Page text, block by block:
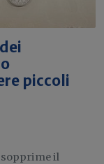
piccoli
sopprime il